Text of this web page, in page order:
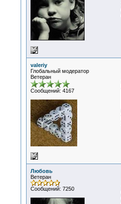
valeriy
Глобальный модератор
Ветеран
Сообщений: 4167
Любовь
Ветеран
Сообщений: 7250